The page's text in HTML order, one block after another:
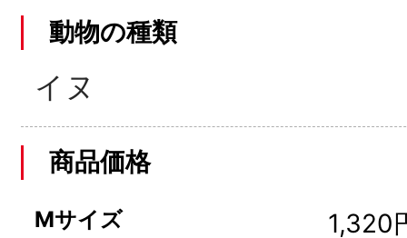
動物の種類
イヌ
商品価格
Mサイズ 1,320